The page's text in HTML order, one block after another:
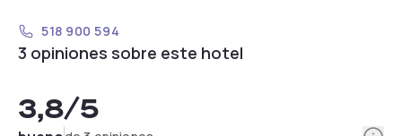
518 900 594
3 opiniones sobre este hotel
3,8/5